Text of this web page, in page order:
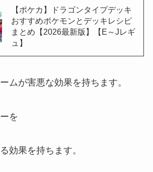
【ポケカ】ドラゴンタイプデッキ
おすすめポケモンとデッキレシピ
まとめ【2026最新版】【E～Jレギ
ュ】
ムが害悪な効果を持ちます。
を
効果を持ちます。